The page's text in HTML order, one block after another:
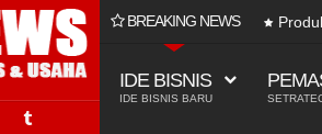
BREAKING NEWS
IDE BISNIS
IDE BISNIS BARU